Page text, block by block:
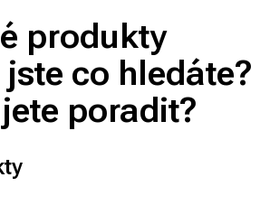
produkty
co hledáte?
poradit?